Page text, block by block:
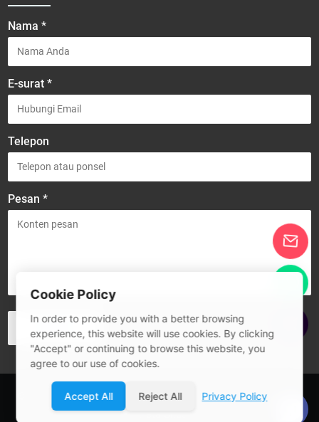
Nama *
E-surat *
Telepon
Pesan *
© 2026 Guangdong SIVITE Intelligent Manufacturing Co., Ltd.
Cookie Policy
In order to provide you with a better browsing
experience, this website will use cookies. By clicking
"Accept" or continuing to browse this website, you
agree to our use of cookies.
Accept All Reject All Privacy Policy